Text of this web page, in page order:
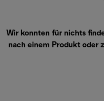
Wir konnten für nichts
nach einem Produkt oder